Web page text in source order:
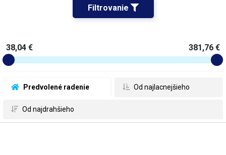
Filtrovanie
Predvolené radenie Od najlacnejšieho
Od najdrahšieho
38,04 € 381,76 €